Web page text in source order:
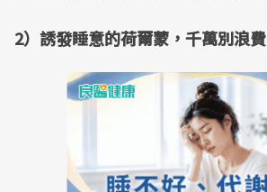
2）誘發睡意的荷爾蒙，千萬別浪費